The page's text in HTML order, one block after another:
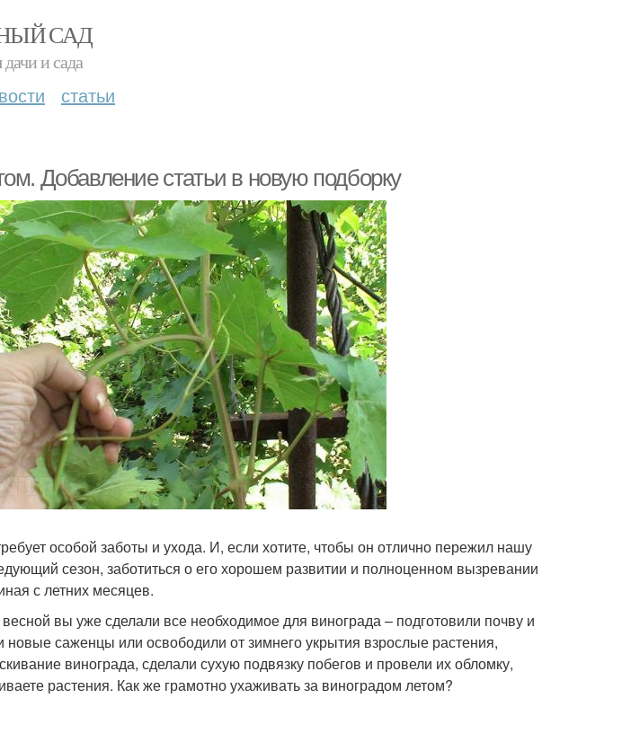
САД
дачи и сада
статьи
Добавление статьи в новую подборку
особой заботы и ухода. И, если хотите, чтобы он отлично пережил нашу
сезон, заботиться о его хорошем развитии и полноценном вызревании
с летних месяцев.
вы уже сделали все необходимое для винограда – подготовили почву и
саженцы или освободили от зимнего укрытия взрослые растения,
винограда, сделали сухую подвязку побегов и провели их обломку,
растения. Как же грамотно ухаживать за виноградом летом?